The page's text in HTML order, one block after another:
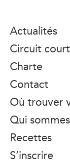
Actualités
Circuit court
Charte
Contact
Où trouver
Qui
Recettes
S’inscrire